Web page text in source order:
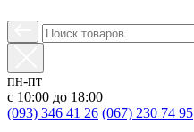
пн-пт
с 10:00 до 18:00
(093) 346 41 26 (067) 230 74 95